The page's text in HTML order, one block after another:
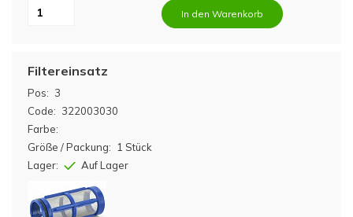
In den Warenkorb
Pos: 3
Code: 322003030
Filtereinsatz
Farbe:
Größe / Packung:
1 Stück
Lager:
Auf Lager